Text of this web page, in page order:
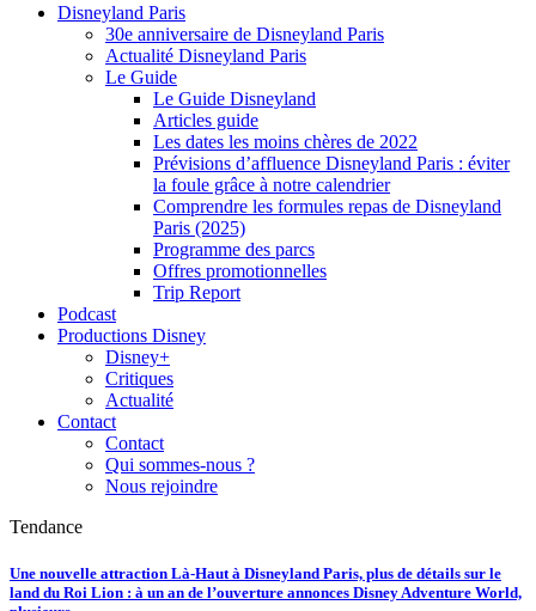
Disneyland Paris
30e anniversaire de Disneyland Paris
Actualité Disneyland Paris
Le Guide
Le Guide Disneyland
Articles guide
Les dates les moins chères de 2022
Prévisions d’affluence Disneyland Paris : éviter
la foule grâce à notre calendrier
Comprendre les formules repas de Disneyland
Paris (2025)
Programme des parcs
Offres promotionnelles
Trip Report
Podcast
Productions Disney
Disney+
Critiques
Actualité
Contact
Contact
Qui sommes-nous ?
Nous rejoindre
Tendance
Une nouvelle attraction Là-Haut à Disneyland Paris, plus de détails sur le
land du Roi Lion : à un an de l’ouverture annonces Disney Adventure World,